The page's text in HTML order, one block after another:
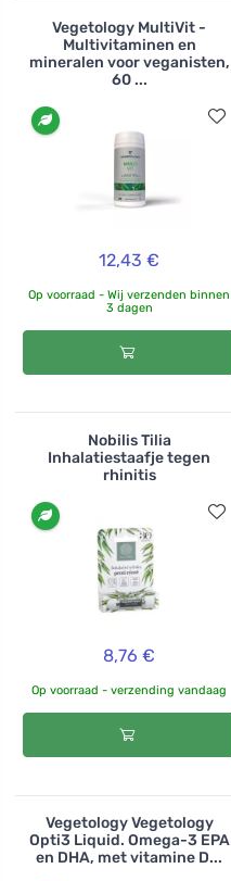
Vegetology MultiVit -
Multivitaminen en
mineralen voor veganisten,
60 ...
12,43 €
Op voorraad - Wij verzenden binnen
3 dagen
Nobilis Tilia
Inhalatiestaafje tegen
rhinitis
8,76 €
Op voorraad - verzending vandaag
Vegetology Vegetology
Opti3 Liquid. Omega-3 EPA
en DHA, met vitamine D...